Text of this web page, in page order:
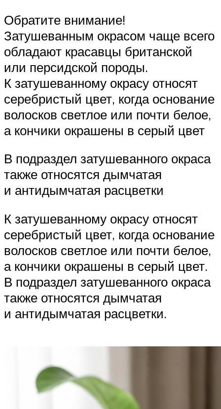
Обратите внимание!
Затушеванным окрасом чаще всего
обладают красавцы британской
или персидской породы.
К затушеванному окрасу относят
серебристый цвет, когда основание
волосков светлое или почти белое,
а кончики окрашены в серый цвет
В подраздел затушеванного окраса
также относятся дымчатая
и антидымчатая расцветки
К затушеванному окрасу относят
серебристый цвет, когда основание
волосков светлое или почти белое,
а кончики окрашены в серый цвет.
В подраздел затушеванного окраса
также относятся дымчатая
и антидымчатая расцветки.